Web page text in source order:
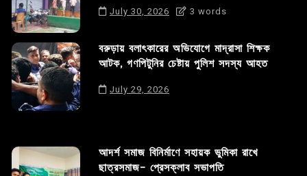
July 30, 2026 3 words
বরুড়ায় বলাৎকারের অভিযোগে মাদ্রাসা শিক্ষক
আটক, গণপিটুনির চেষ্টায় পুলিশ সদস্য আহত
July 29, 2026
আদর্শ সমাজ বিনির্মাণে সহায়ক ভুমিকা রাখে
ছাত্রসমাজ- প্রেসক্লাব সভাপতি